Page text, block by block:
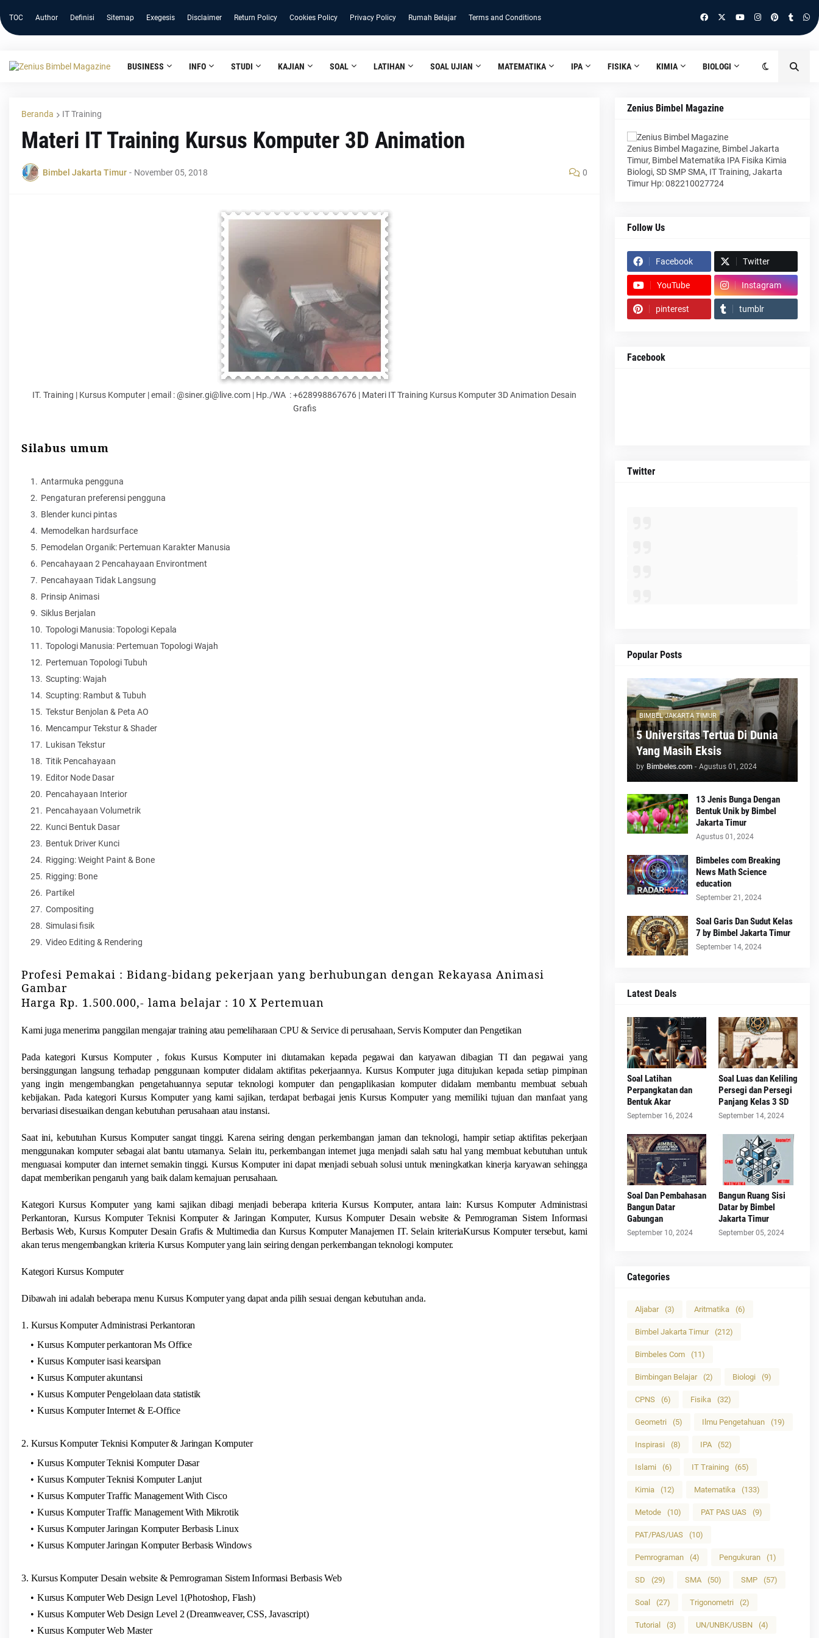
TOC Author Definisi Sitemap Exegesis Disclaimer Return Policy Cookies Policy Privacy Policy Rumah Belajar Terms and Conditions
BUSINESS INFO STUDI KAJIAN SOAL LATIHAN SOAL UJIAN MATEMATIKA IPA FISIKA KIMIA BIOLOGI
Beranda IT Training
Materi IT Training Kursus Komputer 3D Animation
Bimbel Jakarta Timur - November 05, 2018 0
IT. Training | Kursus Komputer | email : @siner.gi@live.com | Hp./WA : +628998867676 | Materi IT Training Kursus Komputer 3D Animation Desain
Grafis
Silabus umum
Antarmuka pengguna
Pengaturan preferensi pengguna
Blender kunci pintas
Memodelkan hardsurface
Pemodelan Organik: Pertemuan Karakter Manusia
Pencahayaan 2 Pencahayaan Environtment
Pencahayaan Tidak Langsung
Prinsip Animasi
Siklus Berjalan
Topologi Manusia: Topologi Kepala
Topologi Manusia: Pertemuan Topologi Wajah
Pertemuan Topologi Tubuh
Scupting: Wajah
Scupting: Rambut & Tubuh
Tekstur Benjolan & Peta AO
Mencampur Tekstur & Shader
Lukisan Tekstur
Titik Pencahayaan
Editor Node Dasar
Pencahayaan Interior
Pencahayaan Volumetrik
Kunci Bentuk Dasar
Bentuk Driver Kunci
Rigging: Weight Paint & Bone
Rigging: Bone
Partikel
Compositing
Simulasi fisik
Video Editing & Rendering
Profesi Pemakai : Bidang-bidang pekerjaan yang berhubungan dengan Rekayasa Animasi
Gambar
Harga Rp. 1.500.000,- lama belajar : 10 X Pertemuan
Kami juga menerima panggilan mengajar training atau pemeliharaan CPU & Service di perusahaan, Servis Komputer dan Pengetikan
Pada kategori Kursus Komputer , fokus Kursus Komputer ini diutamakan kepada pegawai dan karyawan dibagian TI dan pegawai yang
bersinggungan langsung terhadap penggunaan komputer didalam aktifitas pekerjaannya. Kursus Komputer juga ditujukan kepada setiap pimpinan
yang ingin mengembangkan pengetahuannya seputar teknologi komputer dan pengaplikasian komputer didalam membantu membuat sebuah
kebijakan. Pada kategori Kursus Komputer yang kami sajikan, terdapat berbagai jenis Kursus Komputer yang memiliki tujuan dan manfaat yang
bervariasi disesuaikan dengan kebutuhan perusahaan atau instansi.
Saat ini, kebutuhan Kursus Komputer sangat tinggi. Karena seiring dengan perkembangan jaman dan teknologi, hampir setiap aktifitas pekerjaan
menggunakan komputer sebagai alat bantu utamanya. Selain itu, perkembangan internet juga menjadi salah satu hal yang membuat kebutuhan untuk
menguasai komputer dan internet semakin tinggi. Kursus Komputer ini dapat menjadi sebuah solusi untuk meningkatkan kinerja karyawan sehingga
dapat memberikan pengaruh yang baik dalam kemajuan perusahaan.
Kategori Kursus Komputer yang kami sajikan dibagi menjadi beberapa kriteria Kursus Komputer, antara lain: Kursus Komputer Administrasi
Perkantoran, Kursus Komputer Teknisi Komputer & Jaringan Komputer, Kursus Komputer Desain website & Pemrograman Sistem Informasi
Berbasis Web, Kursus Komputer Desain Grafis & Multimedia dan Kursus Komputer Manajemen IT. Selain kriteriaKursus Komputer tersebut, kami
akan terus mengembangkan kriteria Kursus Komputer yang lain seiring dengan perkembangan teknologi komputer.
Kategori Kursus Komputer
Dibawah ini adalah beberapa menu Kursus Komputer yang dapat anda pilih sesuai dengan kebutuhan anda.
1. Kursus Komputer Administrasi Perkantoran
Kursus Komputer perkantoran Ms Office
Kursus Komputer isasi kearsipan
Kursus Komputer akuntansi
Kursus Komputer Pengelolaan data statistik
Kursus Komputer Internet & E-Office
2. Kursus Komputer Teknisi Komputer & Jaringan Komputer
Kursus Komputer Teknisi Komputer Dasar
Kursus Komputer Teknisi Komputer Lanjut
Kursus Komputer Traffic Management With Cisco
Kursus Komputer Traffic Management With Mikrotik
Kursus Komputer Jaringan Komputer Berbasis Linux
Kursus Komputer Jaringan Komputer Berbasis Windows
3. Kursus Komputer Desain website & Pemrograman Sistem Informasi Berbasis Web
Kursus Komputer Web Design Level 1(Photoshop, Flash)
Kursus Komputer Web Design Level 2 (Dreamweaver, CSS, Javascript)
Kursus Komputer Web Master
Zenius Bimbel Magazine
Zenius Bimbel Magazine, Bimbel Jakarta
Timur, Bimbel Matematika IPA Fisika Kimia
Biologi, SD SMP SMA, IT Training, Jakarta
Timur Hp: 082210027724
Follow Us
Facebook Twitter
YouTube Instagram
pinterest tumblr
Facebook
Twitter
Popular Posts
BIMBEL JAKARTA TIMUR
5 Universitas Tertua Di Dunia
Yang Masih Eksis
by Bimbeles.com - Agustus 01, 2024
13 Jenis Bunga Dengan
Bentuk Unik by Bimbel
Jakarta Timur
Agustus 01, 2024
Bimbeles com Breaking
News Math Science
education
September 21, 2024
Soal Garis Dan Sudut Kelas
7 by Bimbel Jakarta Timur
September 14, 2024
Latest Deals
Soal Latihan
Perpangkatan dan
Bentuk Akar
September 16, 2024
Soal Luas dan Keliling
Persegi dan Persegi
Panjang Kelas 3 SD
September 14, 2024
Soal Dan Pembahasan
Bangun Datar
Gabungan
September 10, 2024
Bangun Ruang Sisi
Datar by Bimbel
Jakarta Timur
September 05, 2024
Categories
Aljabar (3) Aritmatika (6)
Bimbel Jakarta Timur (212)
Bimbeles Com (11)
Bimbingan Belajar (2) Biologi (9)
CPNS (6) Fisika (32)
Geometri (5) Ilmu Pengetahuan (19)
Inspirasi (8) IPA (52)
Islami (6) IT Training (65)
Kimia (12) Matematika (133)
Metode (10) PAT PAS UAS (9)
PAT/PAS/UAS (10)
Pemrograman (4) Pengukuran (1)
SD (29) SMA (50) SMP (57)
Soal (27) Trigonometri (2)
Tutorial (3) UN/UNBK/USBN (4)